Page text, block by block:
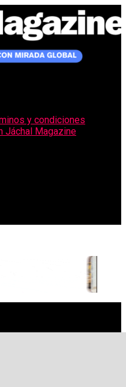
y condiciones
Jáchal Magazine